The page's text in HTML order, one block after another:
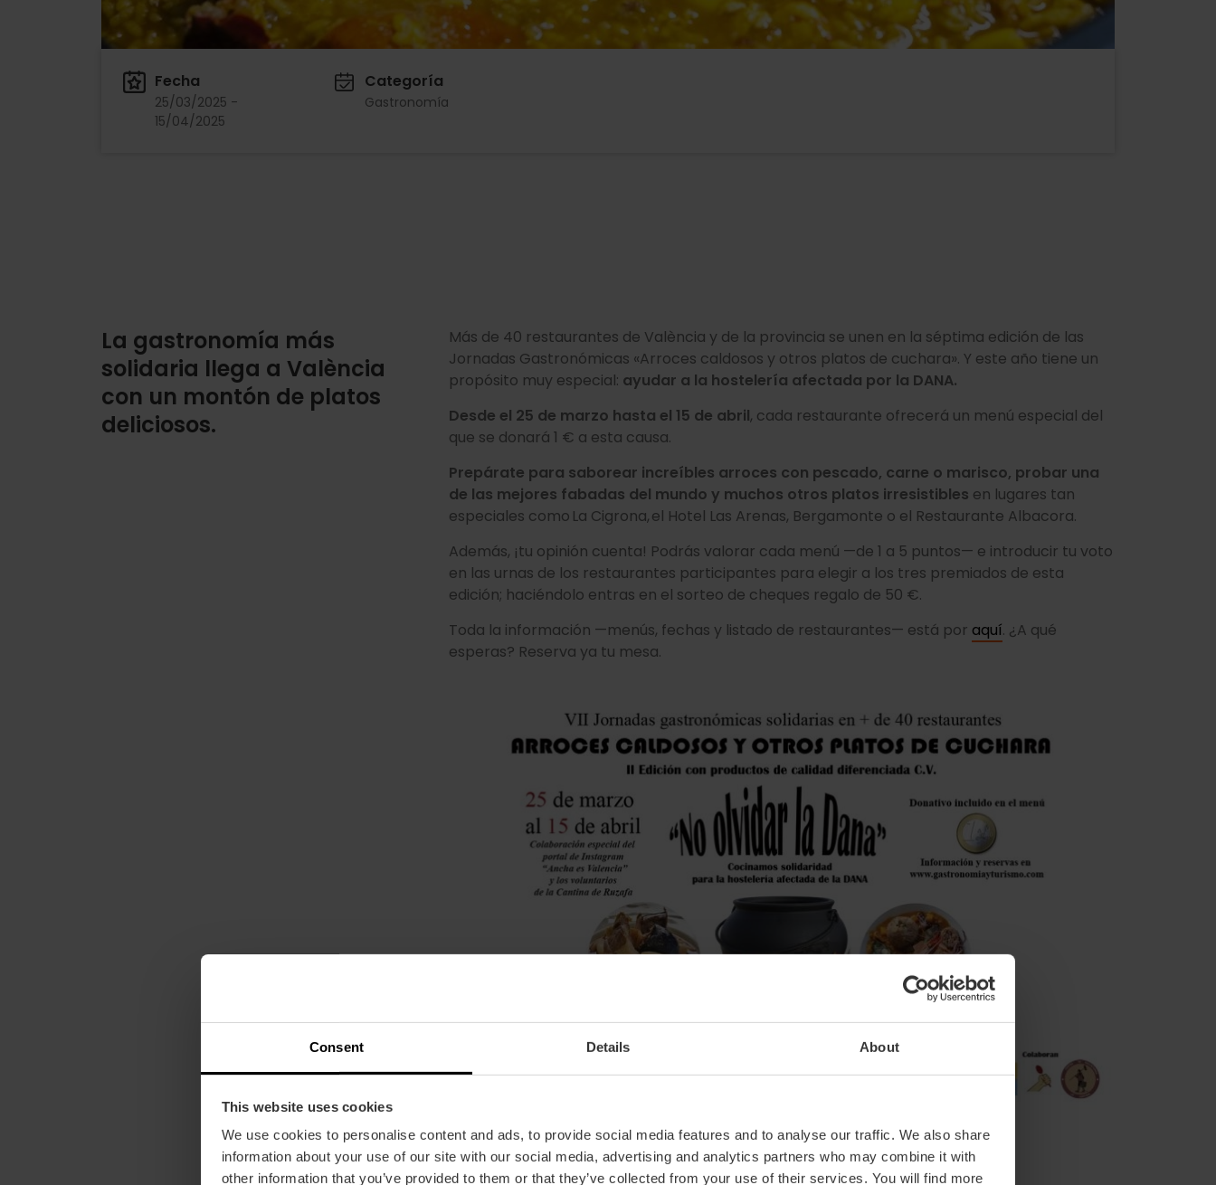
Consent Details About
This website uses cookies
We use cookies to personalise content and ads, to provide social media features and to analyse our traffic. We also share
information about your use of our site with our social media, advertising and analytics partners who may combine it with
other information that you’ve provided to them or that they’ve collected from your use of their services. You will find more
Fecha
25/03/2025 -
15/04/2025
Categoría
Gastronomía
La gastronomía más
solidaria llega a València
con un montón de platos
deliciosos.
Más de 40 restaurantes de València y de la provincia se unen en la séptima edición de las
Jornadas Gastronómicas «Arroces caldosos y otros platos de cuchara». Y este año tiene un
propósito muy especial: ayudar a la hostelería afectada por la DANA.
Desde el 25 de marzo hasta el 15 de abril, cada restaurante ofrecerá un menú especial del
que se donará 1 € a esta causa.
Prepárate para saborear increíbles arroces con pescado, carne o marisco, probar una
de las mejores fabadas del mundo y muchos otros platos irresistibles en lugares tan
especiales como La Cigrona, el Hotel Las Arenas, Bergamonte o el Restaurante Albacora.
Además, ¡tu opinión cuenta! Podrás valorar cada menú —de 1 a 5 puntos— e introducir tu voto
en las urnas de los restaurantes participantes para elegir a los tres premiados de esta
edición; haciéndolo entras en el sorteo de cheques regalo de 50 €.
Toda la información —menús, fechas y listado de restaurantes— está por aquí. ¿A qué
esperas? Reserva ya tu mesa.